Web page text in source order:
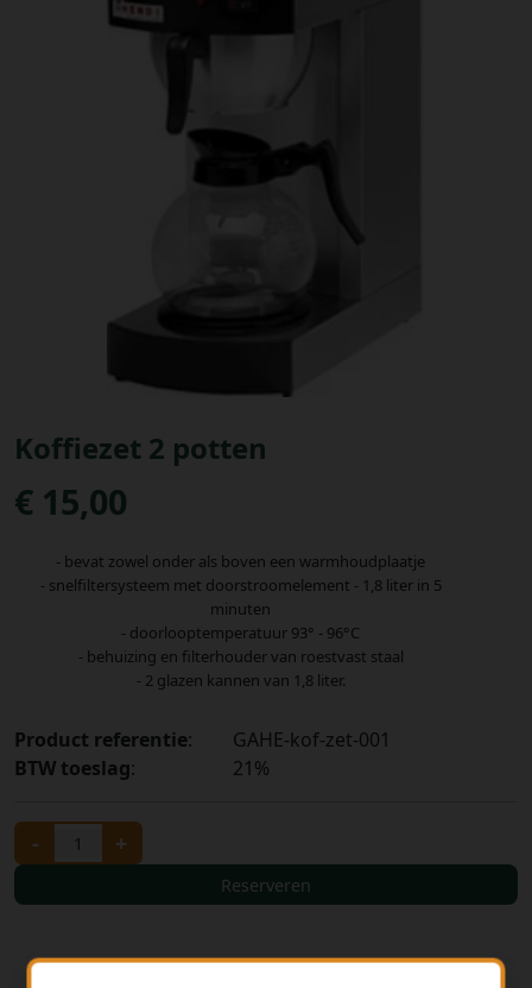
Koffiezet 2 potten
€ 15,00
- bevat zowel onder als boven een warmhoudplaatje
- snelfiltersysteem met doorstroomelement - 1,8 liter in 5
minuten
- doorlooptemperatuur 93° - 96°C
- behuizing en filterhouder van roestvast staal
- 2 glazen kannen van 1,8 liter.
Product referentie:
GAHE-kof-zet-001
BTW toeslag: 21%
- +
Reserveren